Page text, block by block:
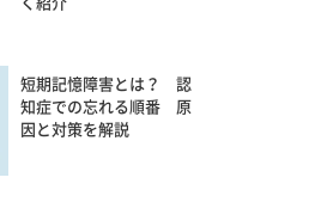
短期記憶障害とは？ 認
知症での忘れる順番 原
因と対策を解説